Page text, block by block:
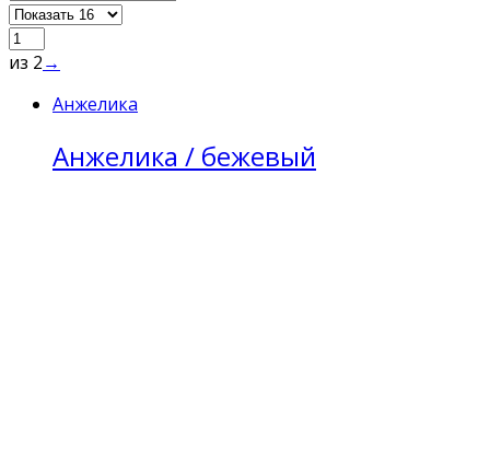
из 2→
Анжелика
Анжелика / бежевый